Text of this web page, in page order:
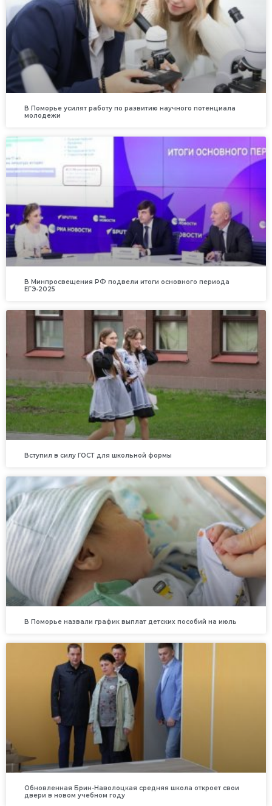
В Поморье усилят работу по развитию научного потенциала
молодежи
В Минпросвещения РФ подвели итоги основного периода
ЕГЭ‑2025
Вступил в силу ГОСТ для школьной формы
В Поморье назвали график выплат детских пособий на июль
Обновленная Брин-Наволоцкая средняя школа откроет свои
двери в новом учебном году